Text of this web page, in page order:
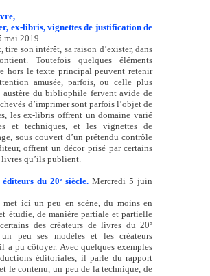
ex-libris, vignettes de justification de
mai 2019
son intérêt, sa raison d’exister, dans
Toutefois quelques éléments
hors le texte principal peuvent retenir
amusée, parfois, ou celle plus
austère du bibliophile fervent avide de
d’imprimer sont parfois l’objet de
les ex-libris offrent un domaine varié
et techniques, et les vignettes de
sous couvert d’un prétendu contrôle
offrent un décor prisé par certains
qu’ils publient.
éditeurs du 20esiècle. Mercredi 5 juin
met ici un peu en scène, du moins en
étudie, de manière partiale et partielle
des créateurs de livres du 20e
peu ses modèles et les créateurs
a pu côtoyer. Avec quelques exemples
éditoriales, il parle du rapport
le contenu, un peu de la technique, de